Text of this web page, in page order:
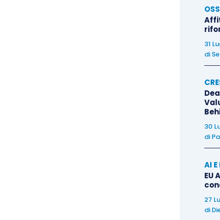
31
di
30
di
AI
EU
27
di